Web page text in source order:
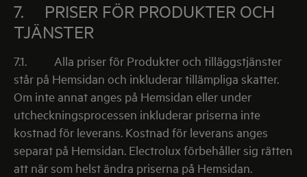
7. PRISER FÖR PRODUKTER OCH
TJÄNSTER
7.1. Alla priser för Produkter och tilläggstjänster
står på Hemsidan och inkluderar tillämpliga skatter.
Om inte annat anges på Hemsidan eller under
utcheckningsprocessen inkluderar priserna inte
kostnad för leverans. Kostnad för leverans anges
separat på Hemsidan. Electrolux förbehåller sig rätten
att när som helst ändra priserna på Hemsidan.